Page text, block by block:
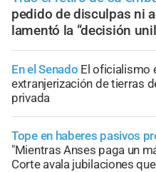
pedido de disculpas ni
lamentó la “decisión
En el Senado El oficialismo
extranjerización de tierras
privada
Tope en haberes pasivos
"Mientras Anses paga un
Corte avala jubilaciones